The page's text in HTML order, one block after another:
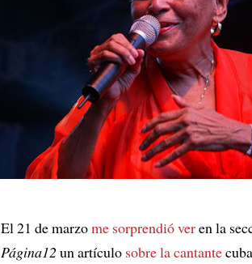
El 21 de marzome sorprendió veren la
Página12 un artículo sobre la cantante